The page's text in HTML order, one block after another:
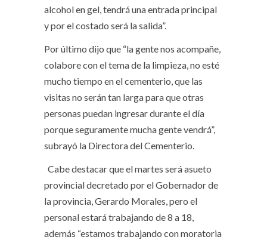
alcohol en gel, tendrá una entrada principal
y por el costado será la salida”.
Por último dijo que “la gente nos acompañe,
colabore con el tema de la limpieza, no esté
mucho tiempo en el cementerio, que las
visitas no serán tan larga para que otras
personas puedan ingresar durante el día
porque seguramente mucha gente vendrá”,
subrayó la Directora del Cementerio.
Cabe destacar que el martes será asueto
provincial decretado por el Gobernador de
la provincia, Gerardo Morales, pero el
personal estará trabajando de 8 a 18,
además “estamos trabajando con moratoria